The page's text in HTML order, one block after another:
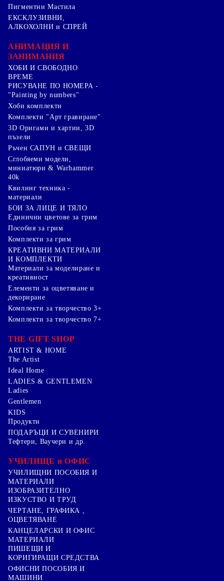
Пигментни Мастила
ЕКСКЛУЗИВНИ,
АЛКОХОЛНИ и СПРЕЙ
АНИМАЦИЯ И
ЗАНИМАНИЯ
ХОБИ И СВОБОДНО
ВРЕМЕ
РИСУВАНЕ ПО НОМЕРА -
"Painting by numbers"
Хоби комплекти
Комплекти "Арт гравиране"
3D Оригами и хартии, 3D
пъзели
Ръчен САПУН и СВЕЩИ
Сглобяеми модели,
миниатюри & Warhammer
40k
Квилинг техника -
материали
БОИ ЗА ЛИЦЕ И ТЯЛО
Единични цветове за грим
Пособия за грим
Комплекти за грим
КРЕАТИВНИ МАТЕРИАЛИ
И КОМПЛЕКТИ
Mатериали за моделиране и
креативност
Елементи за оцветяване и
декориране
Комплекти за творчество 3+
Комплекти за творчество 7+
THE GIFT SHOP
ARTIST & HOME
The Artist
Ideal Home
LADIES & GENTLEMEN
Ladies
Gentlemen
KIDS
Продукти
ПОДАРЪЦИ И СУВЕНИРИ
Тефтери, Ваучери и др.
УЧИЛИЩЕ и ОФИС
УЧИЛИЩНИ ПОСОБИЯ И
МАТЕРИАЛИ
ИЗОБРАЗИТЕЛНО
ИЗКУСТВО И ТРУД
ЧЕРТАНЕ, ГРАФИКА ,
ОЦВЕТЯВАНЕ
КАНЦЕЛАРСКИ И ОФИС
МАТЕРИАЛИ
ПИШЕЩИ И
КОРИГИРАЩИ СРЕДСТВА
ОФИСНИ ПОСОБИЯ И
МАШИНИ